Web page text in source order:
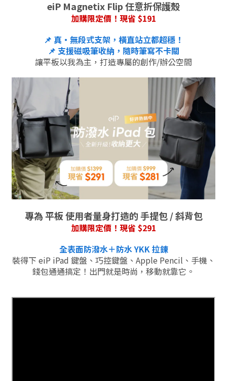
eiP Magnetix Flip 任意折保護殼
加購限定價！現省 $191
📌 真・無段式支架，橫直站立都超穩！
📌 支援磁吸筆收納，隨時筆寫不卡關
讓平板以我為主，打造專屬的創作/辦公空間
專為 平板 使用者量身打造的 手提包 / 斜背包
加購限定價！現省 $291
全表面防潑水＋防水 YKK 拉鍊
裝得下 eiP iPad 鍵盤、巧控鍵盤、Apple Pencil、手機、
錢包通通搞定！出門就是時尚，移動就靠它。